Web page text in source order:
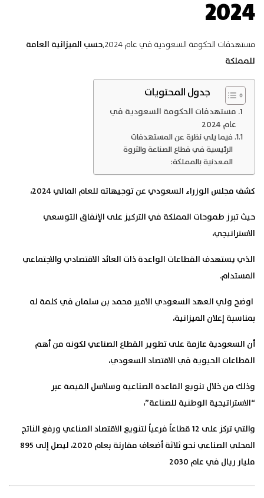
2024
مستهدفات الحكومة السعودية في عام 2024,
حسب الميزانية العامة
للمملكة
جدول المحتويات
مستهدفات الحكومة السعودية في
عام 2024
فيما يلي نظرة عن المستهدفات
الرئيسية في قطاع الصناعة والثروة
المعدنية بالمملكة:
كشف مجلس الوزراء السعودي عن توجيهاته للعام المالي 2024،
حيث تبرز طموحات المملكة في التركيز على الإنفاق التوسعي
الاستراتيجي،
الذي يستهدف القطاعات الواعدة ذات العائد الاقتصادي والاجتماعي
المستدام.
اوضح ولي العهد السعودي الأمير محمد بن سلمان في كلمة له
بمناسبة إعلان الميزانية،
أن السعودية عازمة على تطوير القطاع الصناعي لكونه من أهم
القطاعات الحيوية في الاقتصاد السعودي،
وذلك من خلال تنويع القاعدة الصناعية وسلاسل القيمة عبر
“الاستراتيجية الوطنية للصناعة”،
والتي تركز على 12 قطاعاً فرعياً لتنويع الاقتصاد الصناعي ورفع الناتج
المحلي الصناعي نحو ثلاثة أضعاف مقارنة بعام 2020، ليصل إلى 895
مليار ريال في عام 2030